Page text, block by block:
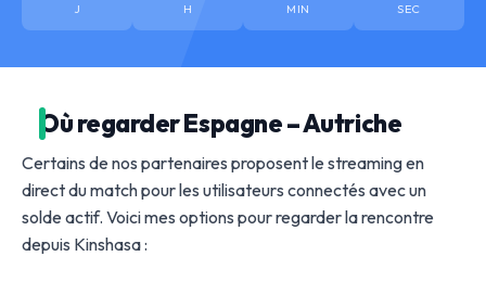
J H MIN SEC
Où regarder Espagne – Autriche
Certains de nos partenaires proposent le streaming en
direct du match pour les utilisateurs connectés avec un
solde actif. Voici mes options pour regarder la rencontre
depuis Kinshasa :